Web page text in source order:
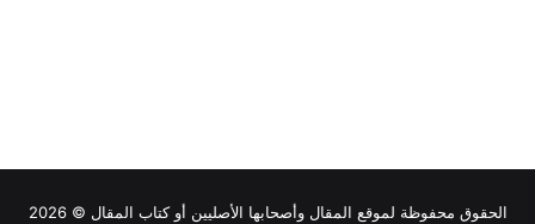
الحقوق محفوظة لموقع المقال وأصحابها الأصليين أو كتاب المقال © 2026